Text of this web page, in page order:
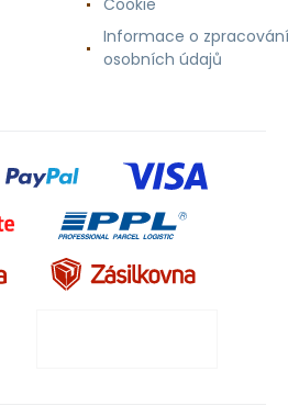
Cookie
Informace o zpracování
osobních údajů